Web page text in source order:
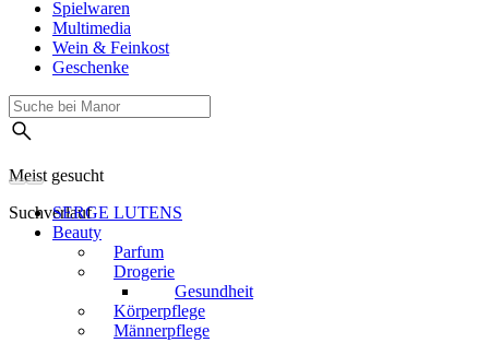
Spielwaren
Multimedia
Wein & Feinkost
Geschenke
Meist gesucht
SuchverlaufSERGE LUTENS
Beauty
Parfum
Drogerie
Gesundheit
Körperpflege
Männerpflege